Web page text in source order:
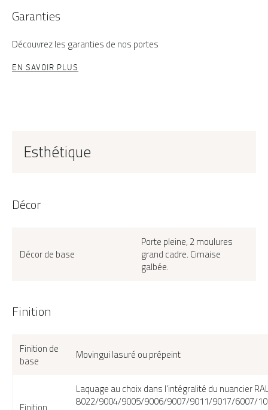
Garanties
Découvrez les garanties de nos portes
EN SAVOIR PLUS
Esthétique
Décor
Décor de base
Porte pleine, 2 moulures
grand cadre. Cimaise
galbée.
Finition
Finition de
base Movingui lasuré ou prépeint
Laquage au choix dans l'intégralité du nuancier
8022/9004/9005/9006/9007/9011/9017/6007/